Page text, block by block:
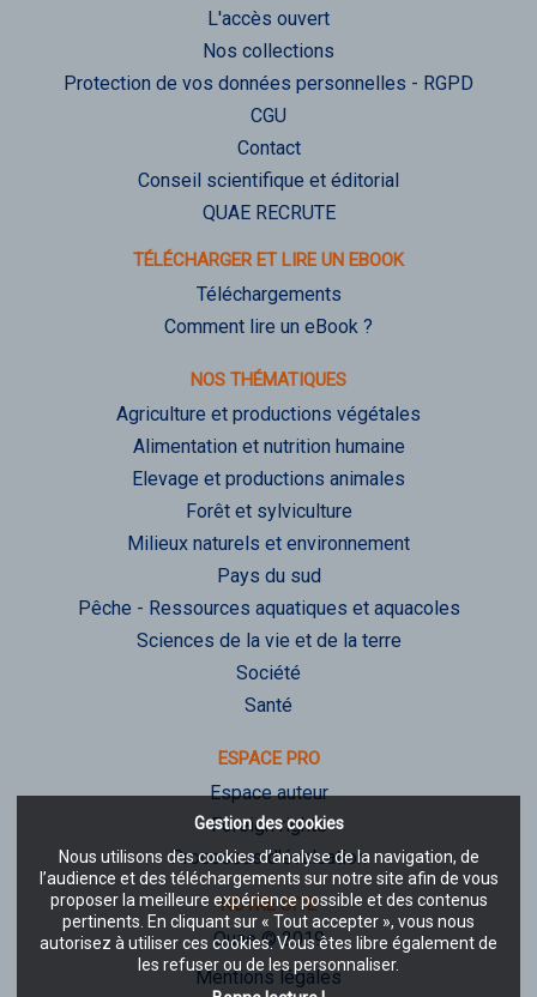
Gestion des cookies
Nous utilisons des cookies d’analyse de la navigation, de
l’audience et des téléchargements sur notre site afin de vous
proposer la meilleure expérience possible et des contenus
pertinents. En cliquant sur « Tout accepter », vous nous
autorisez à utiliser ces cookies. Vous êtes libre également de
les refuser ou de les personnaliser.
L'accès ouvert
Nos collections
Protection de vos données personnelles - RGPD
CGU
Contact
Conseil scientifique et éditorial
QUAE RECRUTE
TÉLÉCHARGER ET LIRE UN EBOOK
Téléchargements
Comment lire un eBook ?
NOS THÉMATIQUES
Agriculture et productions végétales
Alimentation et nutrition humaine
Elevage et productions animales
Forêt et sylviculture
Milieux naturels et environnement
Pays du sud
Pêche - Ressources aquatiques et aquacoles
Sciences de la vie et de la terre
Société
Santé
ESPACE PRO
Espace auteur
Foreign rights
Processus d'évaluation
NOTRE SITE
Quae © 2019
Mentions légales